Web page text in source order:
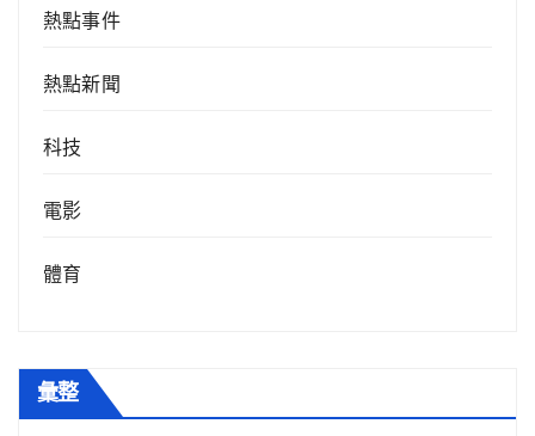
熱點事件
熱點新聞
科技
電影
體育
彙整